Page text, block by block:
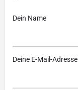
Dein Name
Deine E-Mail-Adresse